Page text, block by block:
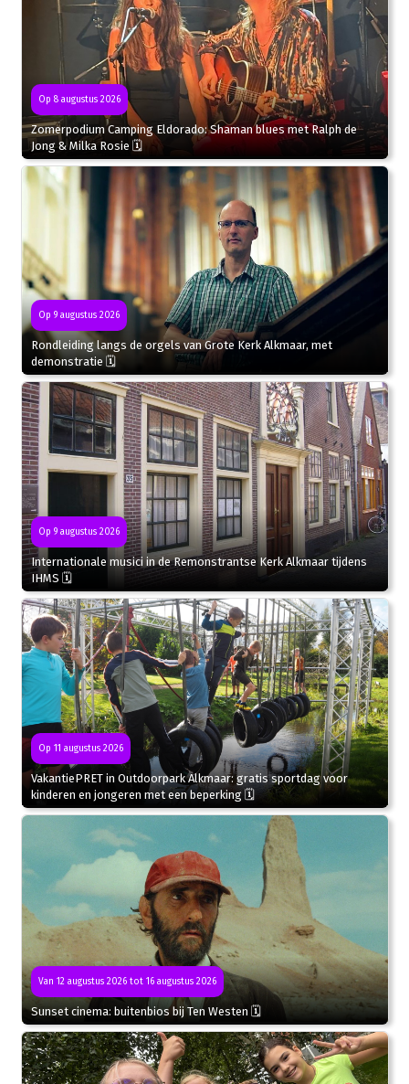
Op 8 augustus 2026
Zomerpodium Camping Eldorado: Shaman blues met Ralph de
Jong & Milka Rosie 🗓
Op 9 augustus 2026
Rondleiding langs de orgels van Grote Kerk Alkmaar, met
demonstratie 🗓
Op 9 augustus 2026
Internationale musici in de Remonstrantse Kerk Alkmaar tijdens
IHMS 🗓
Op 11 augustus 2026
VakantiePRET in Outdoorpark Alkmaar: gratis sportdag voor
kinderen en jongeren met een beperking 🗓
Van 12 augustus 2026 tot 16 augustus 2026
Sunset cinema: buitenbios bij Ten Westen 🗓